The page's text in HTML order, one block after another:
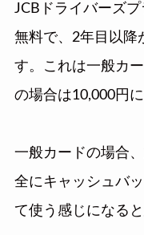
JCBドライバーズ
無料で、2年目以降
す。これは一般カ
の場合は10,000円に
一般カードの場合
全にキャッシュバ
て使う感じになると